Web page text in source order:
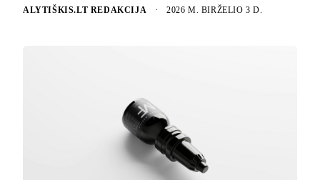
ALYTIŠKIS.LT REDAKCIJA · 2026 M. BIRŽELIO 3 D.